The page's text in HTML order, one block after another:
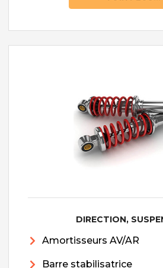
DIRECTION,
Amortisseurs AV/AR
Barre stabilisatrice